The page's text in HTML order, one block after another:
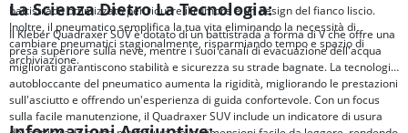
battistrada ottimizzato per ridurre il rumore e un design del fianco liscio.
Inoltre, il pneumatico semplifica la tua vita eliminando la necessità di
cambiare pneumatici stagionalmente, risparmiando tempo e spazio di
archiviazione.
La Scienza Dietro La Tecnologia:
Il Kleber Quadraxer SUV è dotato di un battistrada a forma di V che offre una
presa superiore sulla neve, mentre i suoi canali di evacuazione dell'acqua
migliorati garantiscono stabilità e sicurezza su strade bagnate. La tecnologia
autobloccante del pneumatico aumenta la rigidità, migliorando le prestazioni
sull'asciutto e offrendo un'esperienza di guida confortevole. Con un focus
sulla facile manutenzione, il Quadraxer SUV include un indicatore di usura